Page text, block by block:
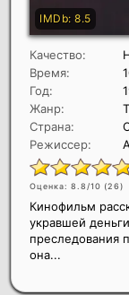
Качество:
Время:
Год:
Жанр:
Страна:
Режиссер:
Оценка: 8.8/10 (26)
Кинофильм
укравшей
преследования
она...